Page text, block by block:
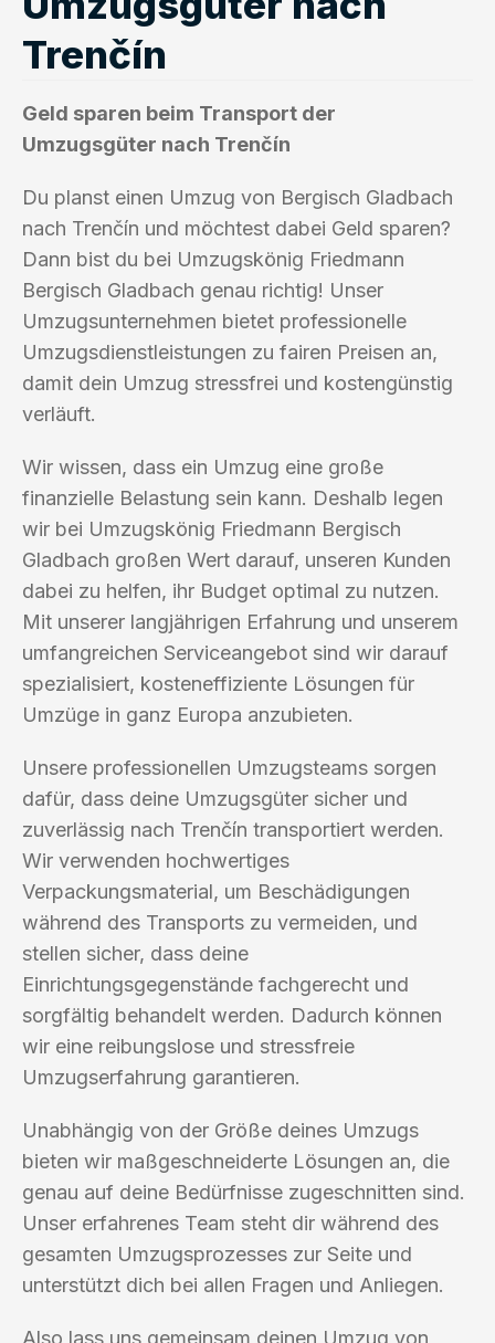
Trenčín
Geld sparen beim Transport der
Umzugsgüter nach Trenčín
Du planst einen Umzug von Bergisch Gladbach
nach Trenčín und möchtest dabei Geld sparen?
Dann bist du bei Umzugskönig Friedmann
Bergisch Gladbach genau richtig! Unser
Umzugsunternehmen bietet professionelle
Umzugsdienstleistungen zu fairen Preisen an,
damit dein Umzug stressfrei und kostengünstig
verläuft.
Wir wissen, dass ein Umzug eine große
finanzielle Belastung sein kann. Deshalb legen
wir bei Umzugskönig Friedmann Bergisch
Gladbach großen Wert darauf, unseren Kunden
dabei zu helfen, ihr Budget optimal zu nutzen.
Mit unserer langjährigen Erfahrung und unserem
umfangreichen Serviceangebot sind wir darauf
spezialisiert, kosteneffiziente Lösungen für
Umzüge in ganz Europa anzubieten.
Unsere professionellen Umzugsteams sorgen
dafür, dass deine Umzugsgüter sicher und
zuverlässig nach Trenčín transportiert werden.
Wir verwenden hochwertiges
Verpackungsmaterial, um Beschädigungen
während des Transports zu vermeiden, und
stellen sicher, dass deine
Einrichtungsgegenstände fachgerecht und
sorgfältig behandelt werden. Dadurch können
wir eine reibungslose und stressfreie
Umzugserfahrung garantieren.
Unabhängig von der Größe deines Umzugs
bieten wir maßgeschneiderte Lösungen an, die
genau auf deine Bedürfnisse zugeschnitten sind.
Unser erfahrenes Team steht dir während des
gesamten Umzugsprozesses zur Seite und
unterstützt dich bei allen Fragen und Anliegen.
Also lass uns gemeinsam deinen Umzug von